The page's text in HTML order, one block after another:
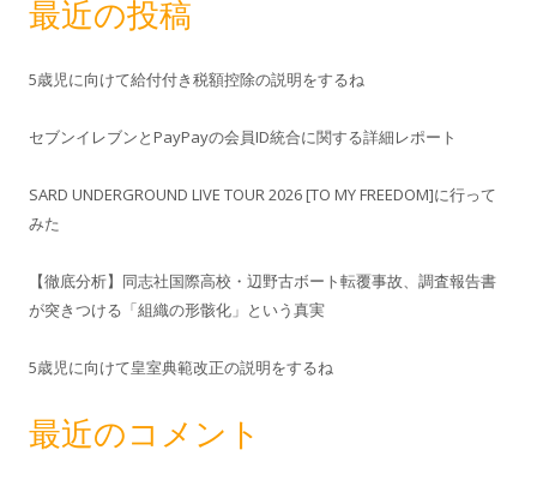
最近の投稿
5歳児に向けて給付付き税額控除の説明をするね
セブンイレブンとPayPayの会員ID統合に関する詳細レポート
SARD UNDERGROUND LIVE TOUR 2026 [TO MY FREEDOM]に行って
みた
【徹底分析】同志社国際高校・辺野古ボート転覆事故、調査報告書
が突きつける「組織の形骸化」という真実
5歳児に向けて皇室典範改正の説明をするね
最近のコメント